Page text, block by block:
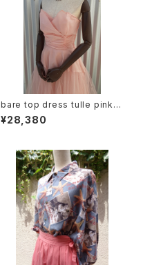
bare top dress tulle pink/
ベアトップワンピース ピンク
¥28,380